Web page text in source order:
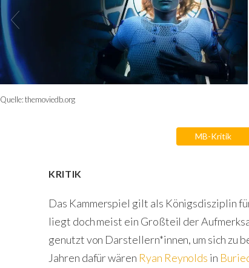
Quelle:themoviedb.org
MB-Kritik
KRITIK
Das Kammerspiel gilt als Königsdisziplin
liegt doch meist ein Großteil der
genutzt von Darstellern*innen, um sich zu
Jahren dafür wären Ryan Reynolds in